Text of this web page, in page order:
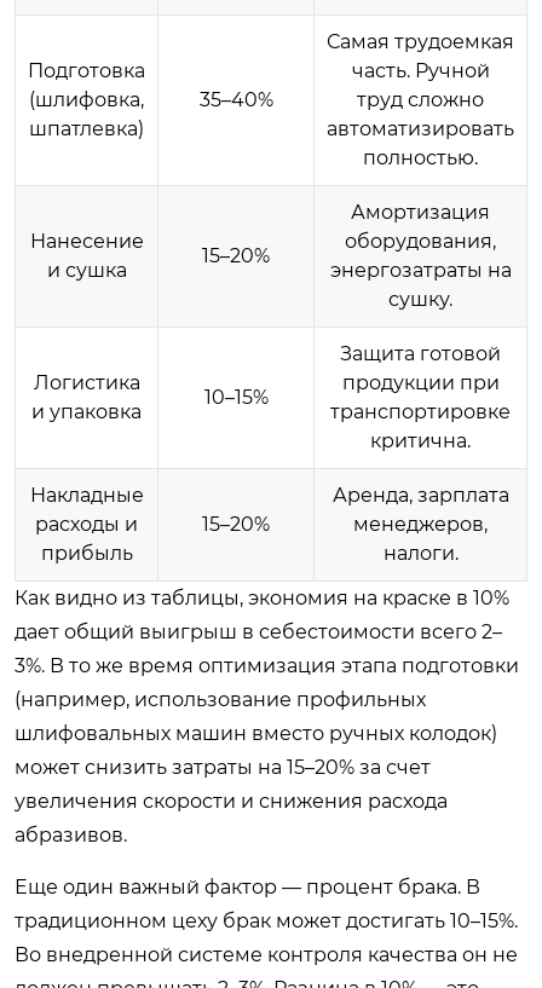
Подготовка
(шлифовка,
шпатлевка)
35–40%
Самая трудоемкая
часть. Ручной
труд сложно
автоматизировать
полностью.
Нанесение
и сушка
15–20%
Амортизация
оборудования,
энергозатраты на
сушку.
Логистика
и упаковка
10–15%
Защита готовой
продукции при
транспортировке
критична.
Накладные
расходы и
прибыль
15–20%
Аренда, зарплата
менеджеров,
налоги.
Как видно из таблицы, экономия на краске в 10%
дает общий выигрыш в себестоимости всего 2–
3%. В то же время оптимизация этапа подготовки
(например, использование профильных
шлифовальных машин вместо ручных колодок)
может снизить затраты на 15–20% за счет
увеличения скорости и снижения расхода
абразивов.
Еще один важный фактор — процент брака. В
традиционном цеху брак может достигать 10–15%.
Во внедренной системе контроля качества он не